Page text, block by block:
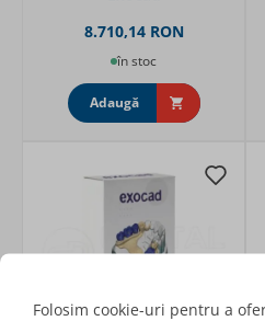
8.710,14 RON
în stoc
Adaugă
Folosim cookie-uri pentru a